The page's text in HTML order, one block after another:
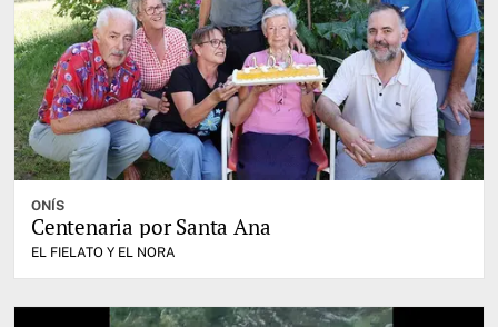
ONÍS
Centenaria por Santa Ana
EL FIELATO Y EL NORA